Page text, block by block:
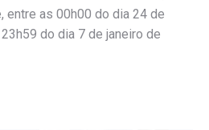
entre as 00h00 do dia 24 de
do dia 7 de janeiro de